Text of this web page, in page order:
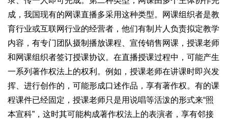
三农
智慧农业 智慧乡村 基层之声
国防建设 军民融合 兵器装备 军营风采
成，我国现有的网课直播多采用这种类型。网课组织者是教
育行业或互联网行业的经营者，他们有制片人负责拟定教学
内容，有专门团队摄制播放课程、宣传销售网课，授课老师
和网课组织者签订授课协议。在直播授课过程中，可能产生
一系列著作权法上的权利。例如，授课老师在讲课时即兴发
挥、进行创作的，可能形成口述作品，享有著作权。有的课
程课件已经固定，授课老师只是用说唱等活泼的形式来“照
本宣科”，这时其可能构成著作权法上的表演者，享有邻接